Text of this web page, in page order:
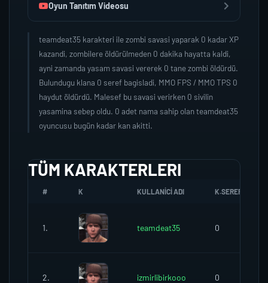
Oyun Tanıtım Videosu
teamdeat35 karakteri ile zombi savasi yaparak 0 kadar XP
kazandi, zombilere öldürülmeden 0 dakika hayatta kaldi,
ayni zamanda yasam savasi vererek 0 tane zombi öldürdü.
Bulundugu klana 0 seref bagisladi, MMO FPS / MMO TPS 0
haydut öldürdü. Malesef bu savasi verirken 0 sivilin
yasamina sebep oldu. 0 adet nama sahip olan teamdeat35
oyuncusu bugün kadar kan akitti.
TÜM KARAKTERLERI
# K KULLANICI ADI K.SEREFI
1. teamdeat35 0
2. izmirlibirkooo 0